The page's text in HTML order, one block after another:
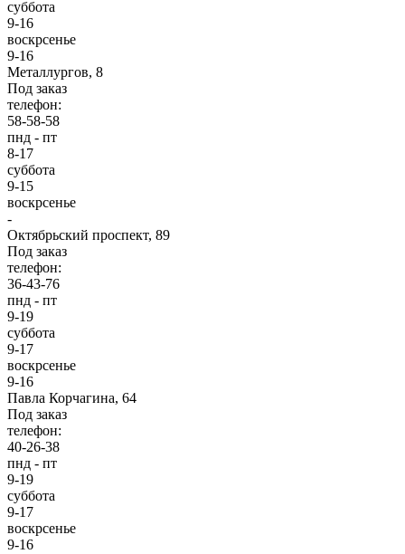
суббота
9-16
воскрсенье
9-16
Металлургов, 8
Под заказ
телефон:
58-58-58
пнд - пт
8-17
суббота
9-15
воскрсенье
-
Октябрьский проспект, 89
Под заказ
телефон:
36-43-76
пнд - пт
9-19
суббота
9-17
воскрсенье
9-16
Павла Корчагина, 64
Под заказ
телефон:
40-26-38
пнд - пт
9-19
суббота
9-17
воскрсенье
9-16